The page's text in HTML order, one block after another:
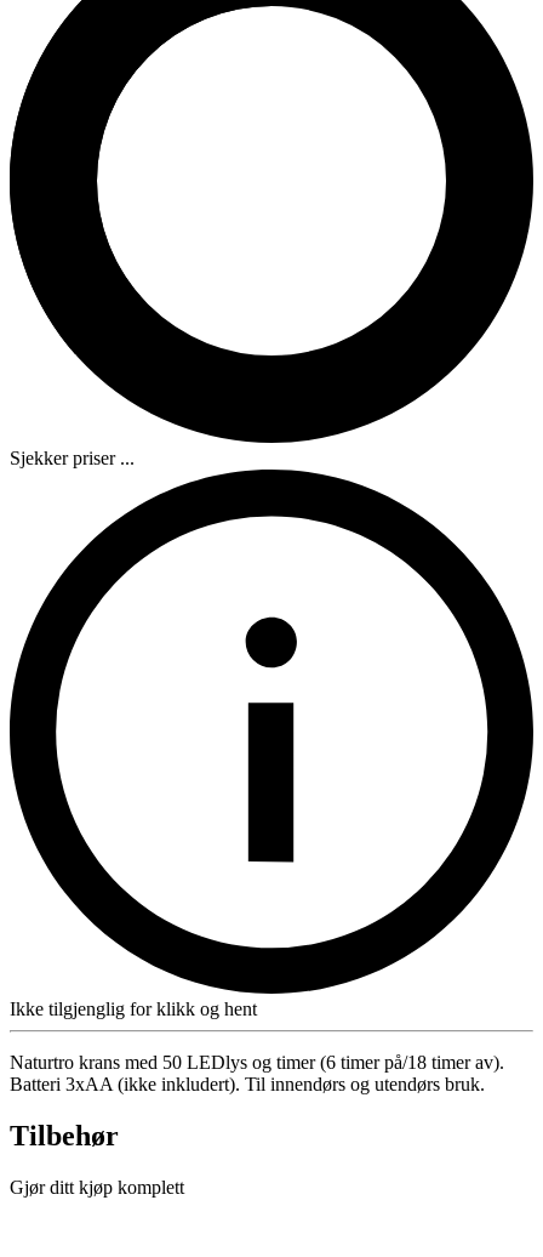
Sjekker priser ...
Ikke tilgjenglig for klikk og hent
Naturtro krans med 50 LEDlys og timer (6 timer på/18 timer av).
Batteri 3xAA (ikke inkludert). Til innendørs og utendørs bruk.
Tilbehør
Gjør ditt kjøp komplett